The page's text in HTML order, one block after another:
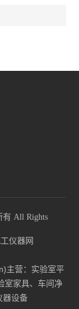
All Rights
仪器网
主营：实验室平
室家具、车间净
器设备